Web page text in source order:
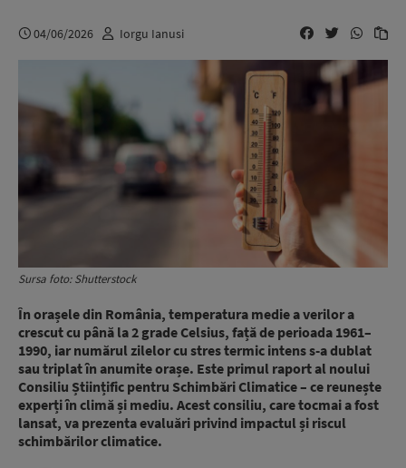
04/06/2026 Iorgu Ianusi
Sursa foto: Shutterstock
În orașele din România, temperatura medie a verilor a
crescut cu până la 2 grade Celsius, față de perioada 1961–
1990, iar numărul zilelor cu stres termic intens s-a dublat
sau triplat în anumite orașe. Este primul raport al noului
Consiliu Științific pentru Schimbări Climatice – ce reunește
experți în climă și mediu. Acest consiliu, care tocmai a fost
lansat, va prezenta evaluări privind impactul și riscul
schimbărilor climatice.